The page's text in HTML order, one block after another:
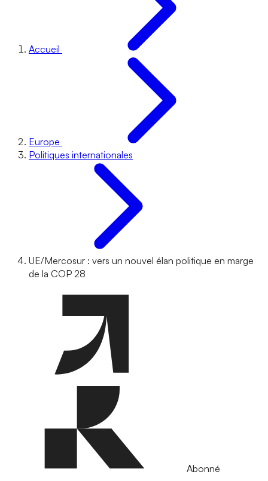
Accueil
Europe
Politiques internationales
UE/Mercosur : vers un nouvel élan politique en marge
de la COP 28
Abonné